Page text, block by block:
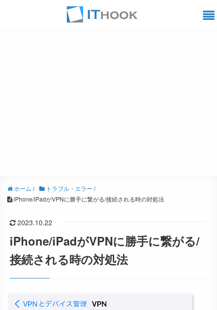
ホーム / トラブル・エラー /
iPhone/iPadがVPNに勝手に繋がる/接続される時の対処法
2023.10.22
iPhone/iPadがVPNに勝手に繋がる/
接続される時の対処法